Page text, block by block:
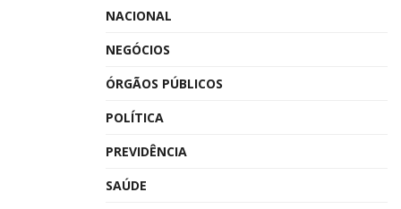
NACIONAL
NEGÓCIOS
ÓRGÃOS PÚBLICOS
POLÍTICA
PREVIDÊNCIA
SAÚDE